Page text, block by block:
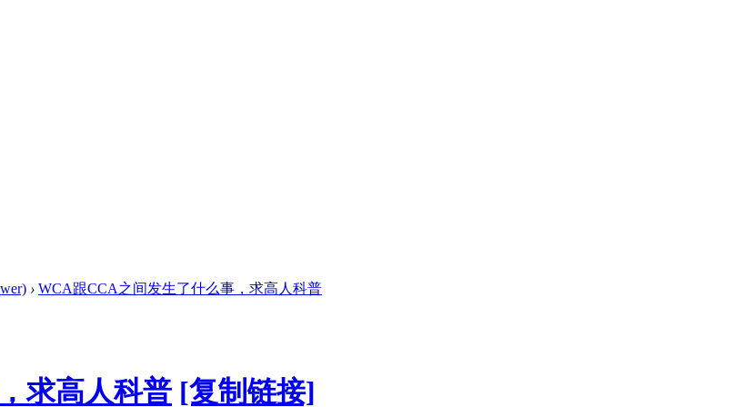
› WCA跟CCA之间发生了什么事，求高人科普
求高人科普 [复制链接]